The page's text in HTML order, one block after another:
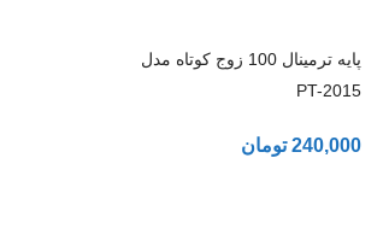
پایه ترمینال 100 زوج کوتاه مدل
PT-2015
240,000 تومان